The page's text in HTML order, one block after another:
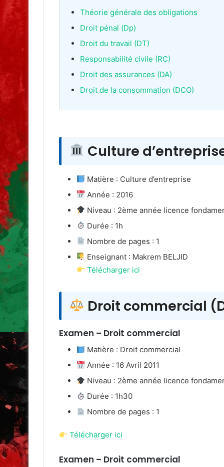
Théorie générale des obligations
Droit pénal (Dp)
Droit du travail (DT)
Responsabilité civile (RC)
Droit des assurances (DA)
Droit de la consommation (DCO)
Culture
Matière : Culture d’entreprise
Année : 2016
Niveau : 2ème année licence
Durée : 1h
Nombre de pages : 1
Enseignant : Makrem BELJID
Télécharger ici
Droit commercial
Examen – Droit commercial
Matière : Droit commercial
Année : 16 Avril 2011
Niveau : 2ème année licence
Durée : 1h30
Nombre de pages : 1
Télécharger ici
Examen – Droit commercial